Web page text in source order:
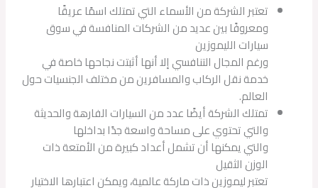
تعتبر الشركة من الأسماء التي تمتلك اسمًا عريقًا
ومعروفًا بين عديد من الشركات المنافسة في سوق
سيارات الليموزين
ورغم المجال التنافسي إلا أنها أثبتت نجاحها خاصة في
خدمة نقل الركاب والمسافرين من مختلف الجنسيات حول
العالم.
تمتلك الشركة أيضًا عدد من السيارات الفارهة والحديثة
والتي تحتوي على مساحة واسعة جدًا بداخلها
والتي يمكنها أن تشمل أعداد كبيرة من الأمتعة ذات
الوزن الثقيل
تعتبر ليموزين ذات ماركة عالمية، ويمكن اعتبارها الاختيار